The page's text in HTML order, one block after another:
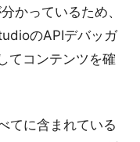
かっているため、
のAPIデバッガ
てコンテンツを確
てに含まれている